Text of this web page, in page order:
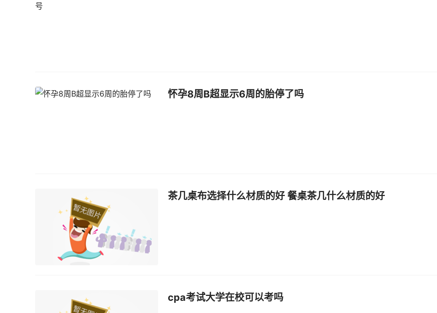
怀孕8周B超显示6周的胎停了吗
茶几桌布选择什么材质的好 餐桌茶几什么材质的好
cpa考试大学在校可以考吗